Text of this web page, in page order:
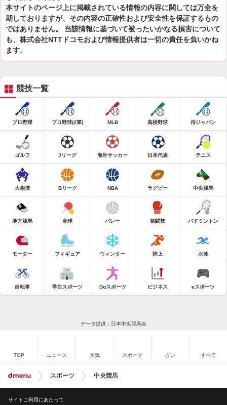
本サイトのページ上に掲載されている情報の内容に関しては万全を
期しておりますが、その内容の正確性および安全性を保証するもの
ではありません。 当該情報に基づいて被ったいかなる損害について
も、株式会社NTTドコモおよび情報提供者は一切の責任を負いかね
ます。
競技一覧
プロ野球 プロ野球(2軍) MLB 高校野球 侍ジャパン
ゴルフ Jリーグ 海外サッカー 日本代表 テニス
大相撲 Bリーグ NBA ラグビー 中央競馬
地方競馬 卓球 バレー 格闘技 バドミントン
モーター フィギュア ウィンター 陸上 水泳
自転車 学生スポーツ Doスポーツ ビジネス eスポーツ
データ提供：日本中央競馬会
TOP ニュース 天気 スポーツ 占い すべて
スポーツ 中央競馬
サイトご利用にあたって